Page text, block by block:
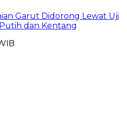
Garut Didorong Lewat Uji
dan Kentang